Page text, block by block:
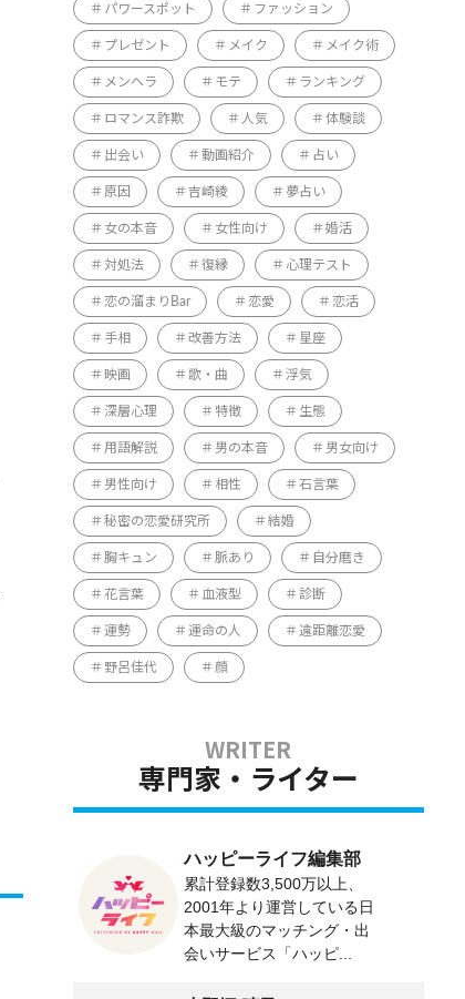
パワースポット ファッション
プレゼント メイク メイク術
メンヘラ モテ ランキング
ロマンス詐欺 人気 体験談
出会い 動画紹介 占い
原因 吉崎綾 夢占い
女の本音 女性向け 婚活
対処法 復縁 心理テスト
恋の溜まりBar 恋愛 恋活
手相 改善方法 星座
映画 歌・曲 浮気
深層心理 特徴 生態
用語解説 男の本音 男女向け
男性向け 相性 石言葉
秘密の恋愛研究所 結婚
胸キュン 脈あり 自分磨き
花言葉 血液型 診断
運勢 運命の人 遠距離恋愛
野呂佳代 顔
専門家・ライター
ハッピーライフ編集部
累計登録数3,500万以上、
2001年より運営している日
本最大級のマッチング・出
会いサービス「ハッピ...